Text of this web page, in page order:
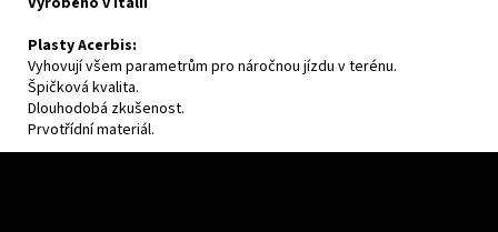
Plasty Acerbis:
Vyhovují všem parametrům pro náročnou jízdu v terénu.
Špičková kvalita.
Dlouhodobá zkušenost.
Prvotřídní materiál.